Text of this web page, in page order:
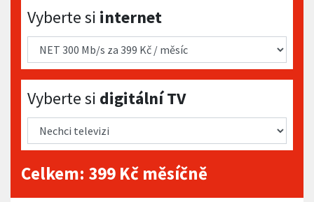
Vyberte si internet
Vyberte si internet
Vyberte si digitální TV
Vyberte si digitální TV
Celkem: 399 Kč měsíčně